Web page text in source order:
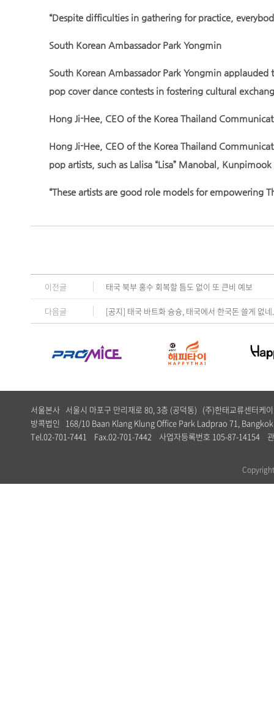
“Despite difficulties in gathering for practice,
South Korean Ambassador Park Yongmin
South Korean Ambassador Park Yongmin
pop cover dance contests in fostering cultural
Hong Ji-Hee, CEO of the Korea Thailand
Hong Ji-Hee, CEO of the Korea Thailand
pop artists, such as Lalisa “Lisa” Manobal,
“These artists are good role models for empowering
이전글 태국 북부 홍수 회복할 틈도 없이 또 큰비 예보
다음글 [공지] 태국 바트화 슝슝, 태국에서 한국돈 쓸게 없
서울본사 서울시 마포구 만리재로 80, 3층 (공덕동) (주)한태교류센터케
방콕법인 168/10 Baan Klang Klung Office Park Ladprao 71,
Tel.02-701-7441 Fax.02-701-7442 사업자등록번호 105-87-14154